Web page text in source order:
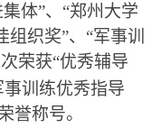
体”、“郑州大学
织奖”、“军事训
荣获“优秀辅导
事训练优秀指导
誉称号。